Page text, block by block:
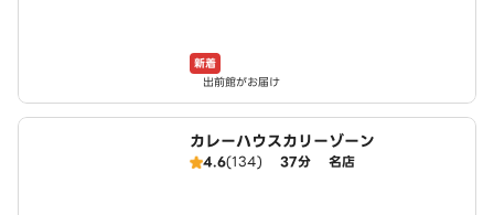
新着
出前館がお届け
カレーハウスカリーゾーン
4.6(134) 37分 名店